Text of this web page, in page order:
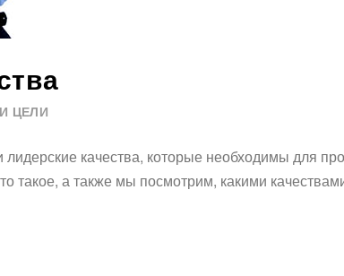
ЦЕЛИ
качества, которые необходимы для
такое, а также мы посмотрим, какими